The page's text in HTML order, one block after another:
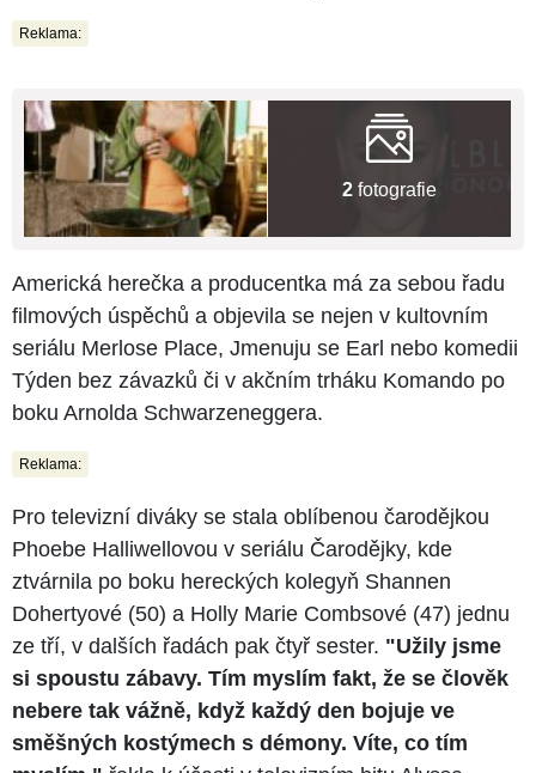
Reklama:
2 fotografie
Americká herečka a producentka má za sebou řadu
filmových úspěchů a objevila se nejen v kultovním
seriálu Merlose Place, Jmenuju se Earl nebo komedii
Týden bez závazků či v akčním trháku Komando po
boku Arnolda Schwarzeneggera.
Reklama:
Pro televizní diváky se stala oblíbenou čarodějkou
Phoebe Halliwellovou v seriálu Čarodějky, kde
ztvárnila po boku hereckých kolegyň Shannen
Dohertyové (50) a Holly Marie Combsové (47) jednu
ze tří, v dalších řadách pak čtyř sester. "Užily jsme
si spoustu zábavy. Tím myslím fakt, že se člověk
nebere tak vážně, když každý den bojuje ve
směšných kostýmech s démony. Víte, co tím